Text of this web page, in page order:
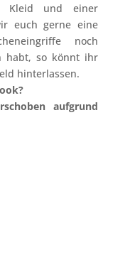
Kleid und einer
euch gerne eine
noch
habt, so könnt ihr
hinterlassen.
aufgrund